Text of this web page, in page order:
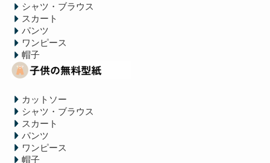
シャツ・ブラウス
スカート
パンツ
ワンピース
帽子
カットソー
シャツ・ブラウス
スカート
パンツ
ワンピース
帽子